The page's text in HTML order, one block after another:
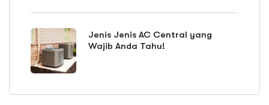
Jenis Jenis AC Central yang
Wajib Anda Tahu!